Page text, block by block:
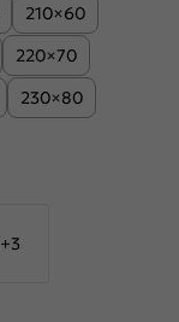
210×60
220×70
230×80
+3